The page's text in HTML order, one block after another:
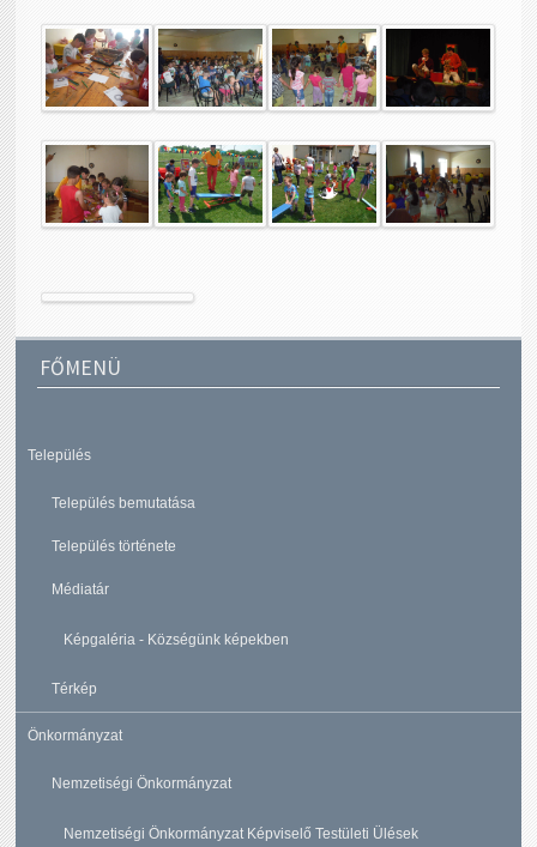
FŐMENÜ
Település
Település bemutatása
Település története
Médiatár
Képgaléria - Községünk képekben
Térkép
Önkormányzat
Nemzetiségi Önkormányzat
Nemzetiségi Önkormányzat Képviselő Testületi Ülések